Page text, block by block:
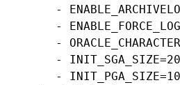
-
-
-
-
-